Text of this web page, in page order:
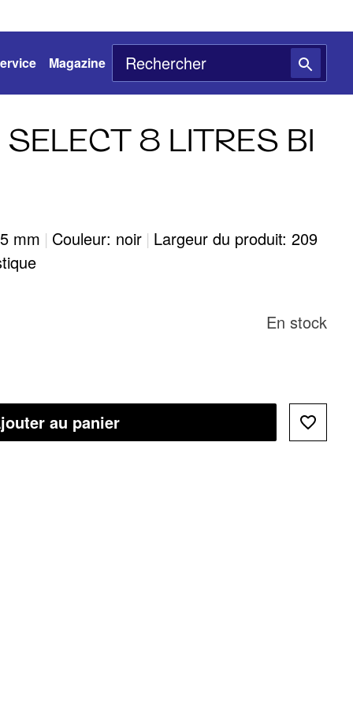
Magazine
8 LITRES BI
mm | Couleur: noir | Largeur du produit: 209
En stock
au panier